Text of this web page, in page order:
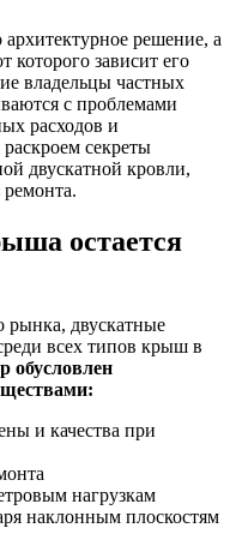
решение, а
зависит его
владельцы частных
с проблемами
расходов и
секреты
двускатной кровли,
ремонта.
остается
рынка, двускатные
всех типов крыш в
обусловлен
и качества при
нагрузкам
наклонным плоскостям